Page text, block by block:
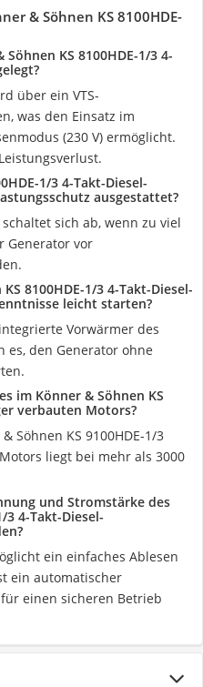
& Söhnen KS 8100HDE-
KS 8100HDE-1/3 4-
über ein VTS-
was den Einsatz im
(230 V) ermöglicht.
1/3 4-Takt-Diesel-
ausgestattet?
sich ab, wenn zu viel
Generator vor
8100HDE-1/3 4-Takt-Diesel-
leicht starten?
Vorwärmer des
es, den Generator ohne
im Könner & Söhnen KS
verbauten Motors?
Söhnen KS 9100HDE-1/3
liegt bei mehr als 3000
und Stromstärke des
3 4-Takt-Diesel-
ein einfaches Ablesen
ein automatischer
einen sicheren Betrieb